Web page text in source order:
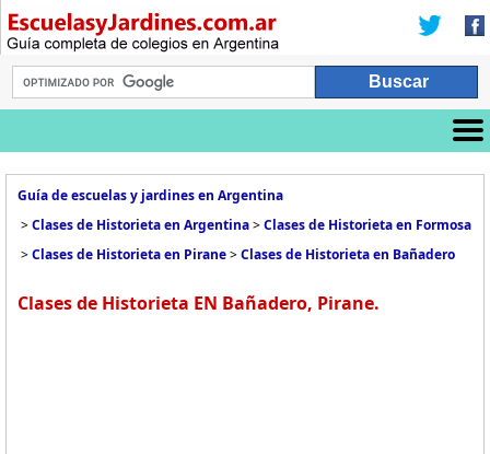
Guía de escuelas y jardines en Argentina
>Clases de Historieta en Argentina>Clases de Historieta en Formosa
>Clases de Historieta en Pirane>Clases de Historieta en Bañadero
Clases de Historieta EN Bañadero, Pirane.